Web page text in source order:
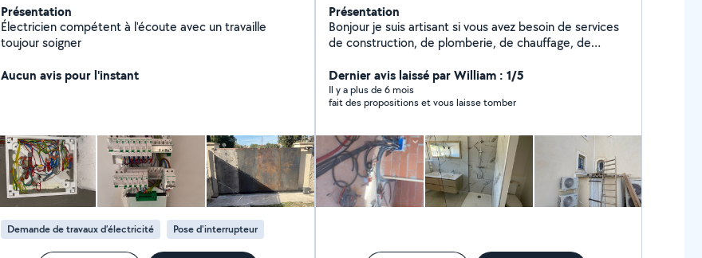
Présentation
Électricien compétent à l'écoute avec un travaille
toujour soigner
Aucun avis pour l'instant
Demande de travaux d’électricité Pose d'interrupteur
Présentation
Bonjour je suis artisant si vous avez besoin de services
de construction, de plomberie, de chauffage, de
ferronnerie création de portail , brise vue ,garde corps
et autres vous pouvez faire appel à mes service
Dernier avis laissé par William : 1/5
Il y a plus de 6 mois
fait des propositions et vous laisse tomber